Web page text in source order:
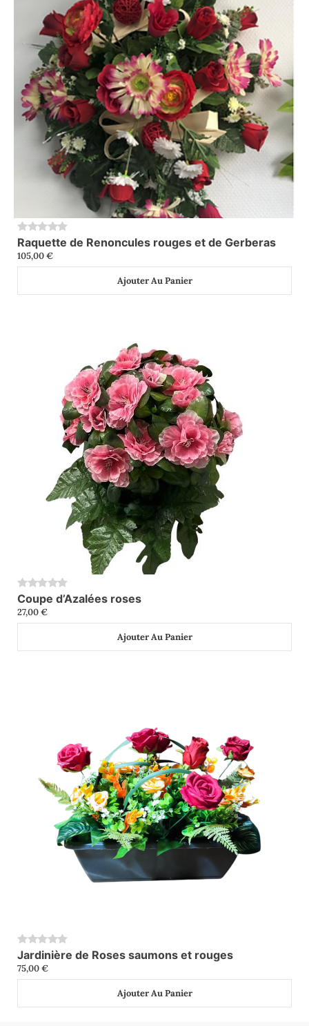
0
Raquette de Renoncules rouges et de Gerberas
105,00€
Ajouter Au Panier
0
Coupe d’Azalées roses
27,00€
Ajouter Au Panier
0
Jardinière de Roses saumons et rouges
75,00€
Ajouter Au Panier